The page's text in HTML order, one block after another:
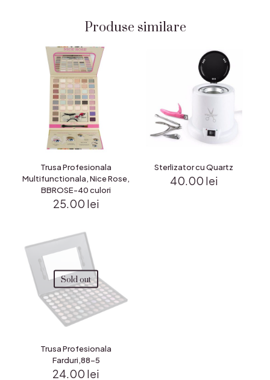
Produse similare
Trusa Profesionala
Multifunctionala, Nice Rose,
BBROSE-40 culori
25.00 lei
Sterlizator cu Quartz
40.00 lei
Sold out
Trusa Profesionala
Farduri,88-5
24.00 lei